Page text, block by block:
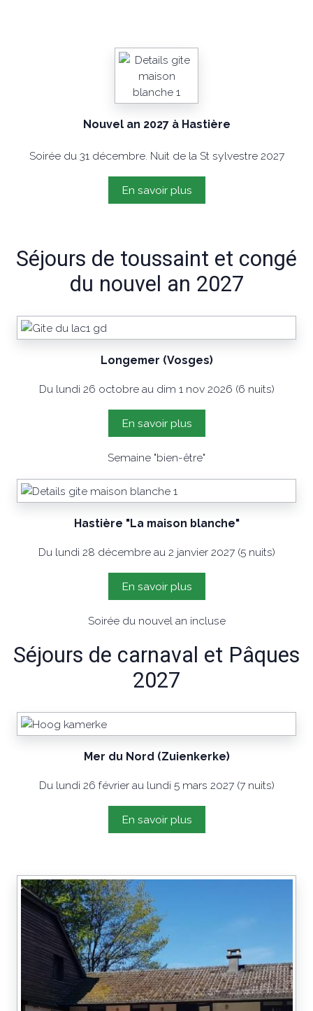
Nouvel an 2027 à Hastière
Soirée du 31 décembre. Nuit de la St sylvestre 2027
En savoir plus
Séjours de toussaint et congé
du nouvel an 2027
Longemer (Vosges)
Du lundi 26 octobre au dim 1 nov 2026 (6 nuits)
En savoir plus
Semaine "bien-être"
Hastière "La maison blanche"
Du lundi 28 décembre au 2 janvier 2027 (5 nuits)
En savoir plus
Soirée du nouvel an incluse
Séjours de carnaval et Pâques
2027
Mer du Nord (Zuienkerke)
Du lundi 26 février au lundi 5 mars 2027 (7 nuits)
En savoir plus